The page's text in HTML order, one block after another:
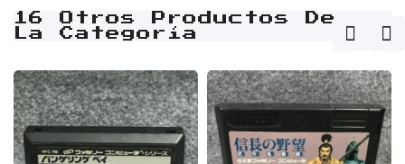
16 Otros Productos De
La Categoría